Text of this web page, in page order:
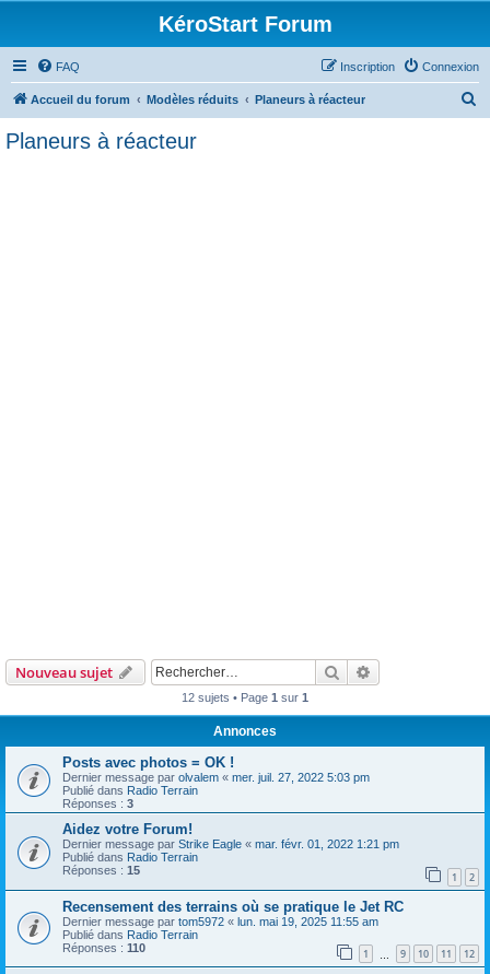
KéroStart Forum
FAQ Connexion
Inscription
Accueil du forum Modèles réduits Planeurs à réacteur
Planeurs à réacteur
Nouveau sujet Rechercher
12 sujets • Page 1 sur 1
Annonces
Posts avec photos = OK !
Dernier message par olvalem « mer. juil. 27, 2022 5:03 pm
Publié dans Radio Terrain
Réponses : 3
Aidez votre Forum!
Dernier message par Strike Eagle « mar. févr. 01, 2022 1:21 pm
Publié dans Radio Terrain
Réponses : 15 1 2
Recensement des terrains où se pratique le Jet RC
Dernier message par tom5972 « lun. mai 19, 2025 11:55 am
Publié dans Radio Terrain
Réponses : 110 1 9 10 11 12